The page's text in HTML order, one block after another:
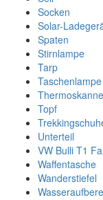
Socken
Solar-
Spaten
Stirnlampe
Tarp
Taschenlampe
Thermoskanne
Topf
Unterteil
VW Bulli T1
Waffentasche
Wanderstiefel